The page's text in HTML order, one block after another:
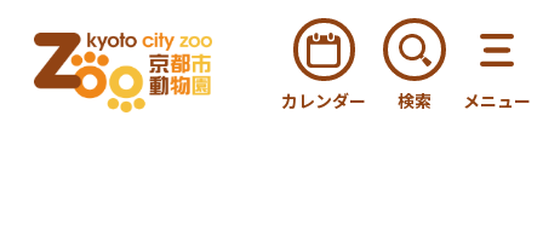
カレンダー 検索 メニュー